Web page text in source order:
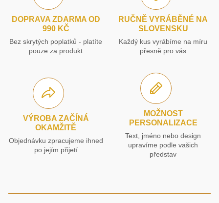
DOPRAVA ZDARMA OD
990 KČ
Bez skrytých poplatků - platíte
pouze za produkt
RUČNĚ VYRÁBĚNÉ NA
SLOVENSKU
Každý kus vyrábíme na míru
přesně pro vás
VÝROBA ZAČÍNÁ
OKAMŽITĚ
Objednávku zpracujeme ihned
po jejím přijetí
MOŽNOST
PERSONALIZACE
Text, jméno nebo design
upravíme podle vašich
představ